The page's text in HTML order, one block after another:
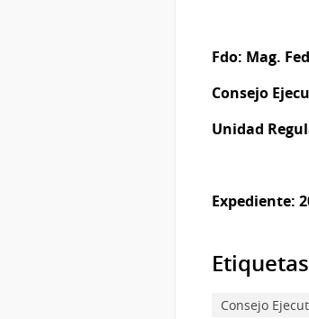
Fdo: Mag.
Consejo
Unidad
Expediente:
Etiquetas
Consejo